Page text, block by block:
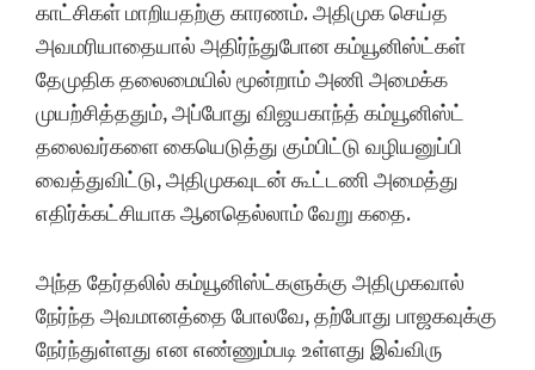
காட்சிகள் மாறியதற்கு காரணம். அதிமுக செய்த
அவமரியாதையால் அதிர்ந்துபோன கம்யூனிஸ்ட்கள்
தேமுதிக தலைமையில் மூன்றாம் அணி அமைக்க
முயற்சித்ததும், அப்போது விஜயகாந்த் கம்யூனிஸ்ட்
தலைவர்களை கையெடுத்து கும்பிட்டு வழியனுப்பி
வைத்துவிட்டு, அதிமுகவுடன் கூட்டணி அமைத்து
எதிர்க்கட்சியாக ஆனதெல்லாம் வேறு கதை.
அந்த தேர்தலில் கம்யூனிஸ்ட்களுக்கு அதிமுகவால்
நேர்ந்த அவமானத்தை போலவே, தற்போது பாஜகவுக்கு
நேர்ந்துள்ளது என எண்ணும்படி உள்ளது இவ்விரு